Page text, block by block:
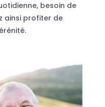
besoin de
ainsi profiter de